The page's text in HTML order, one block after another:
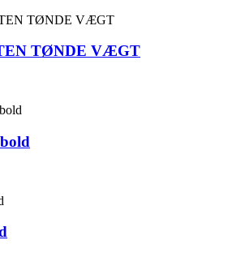
TØNDE VÆGT